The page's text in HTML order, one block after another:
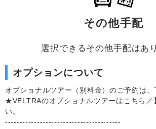
その他手配
選択できるその他手配はあ
オプションについて
オプショナルツアー（別料金）のご予約は、
★VELTRAのオプショナルツアーはこちら／
い。
----------------------------------------